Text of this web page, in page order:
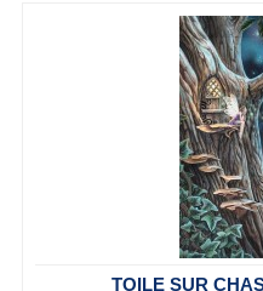
TOILE SUR